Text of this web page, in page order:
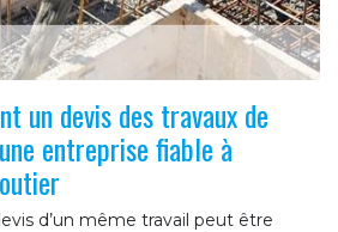
un devis des travaux de
entreprise fiable à
d’un même travail peut être